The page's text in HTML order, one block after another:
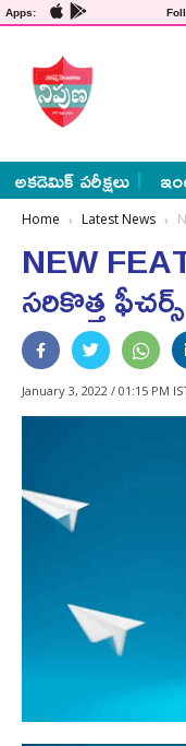
Apps:
అకడెమిక్ పరీక్షలు
Home Latest News
NEW
సరికొత్త
January 3, 2022 / 01:15 PM